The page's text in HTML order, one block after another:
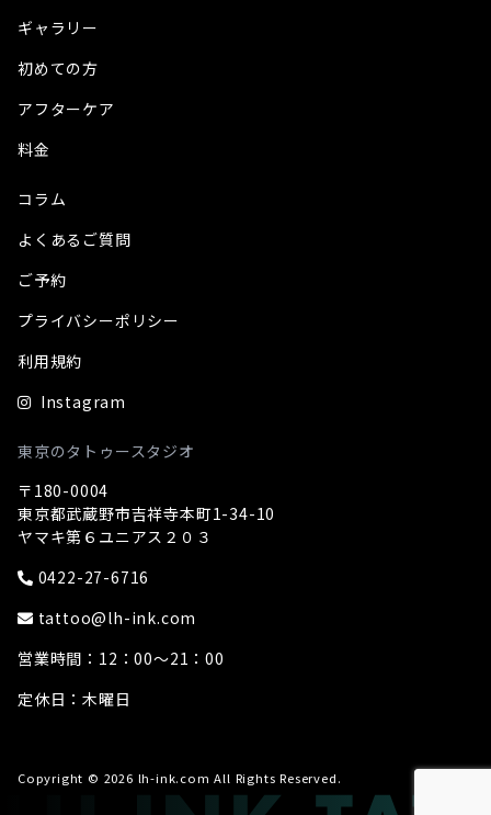
ギャラリー
初めての方
アフターケア
料金
コラム
よくあるご質問
ご予約
プライバシーポリシー
利用規約
Instagram
東京のタトゥースタジオ
〒180-0004
東京都武蔵野市吉祥寺本町1-34-10
ヤマキ第６ユニアス２０３
0422-27-6716
tattoo@lh-ink.com
営業時間：12：00～21：00
定休日：木曜日
Copyright © 2026 lh-ink.com All Rights Reserved.